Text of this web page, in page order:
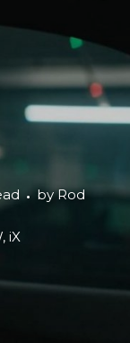
byRod
, iX